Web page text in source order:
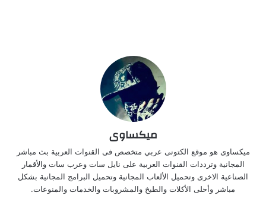
ميكساوى
ميكساوى هو موقع الكتونى عربي متخصص فى القنوات العربية بث مباشر
المجانية وترددات القنوات العربية على نايل سات وعرب سات والأقمار
الصناعية الاخرى وتحميل الألعاب المجانية وتحميل البرامج المجانية بشكل
مباشر وأحلى الأكلات والطبخ والمشروبات والخدمات والمنوعات.